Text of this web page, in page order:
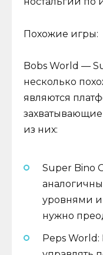
Похожие игры:
Bobs World —
несколько
являются
из них:
Super Bino
уровнями и
нужно
Peps